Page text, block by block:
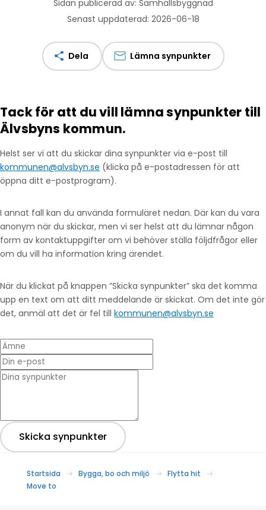
Sidan publicerad av: Samhällsbyggnad
Senast uppdaterad: 2026-06-18
Dela Lämna synpunkter
Tack för att du vill lämna synpunkter till
Älvsbyns kommun.
Helst ser vi att du skickar dina synpunkter via e-post till
kommunen@alvsbyn.se (klicka på e-postadressen för att
öppna ditt e-postprogram).
I annat fall kan du använda formuläret nedan. Där kan du vara
anonym när du skickar, men vi ser helst att du lämnar någon
form av kontaktuppgifter om vi behöver ställa följdfrågor eller
om du vill ha information kring ärendet.
När du klickat på knappen ”Skicka synpunkter” ska det komma
upp en text om att ditt meddelande är skickat. Om det inte gör
det, anmäl att det är fel till kommunen@alvsbyn.se
Ämne
Din e-post
* Dina synpunkter
Skicka synpunkter
Startsida Bygga, bo och miljö
Flytta hit
Move to